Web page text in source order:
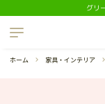
グリ
制度について
よくあるご質問
ホーム 家具・インテリア